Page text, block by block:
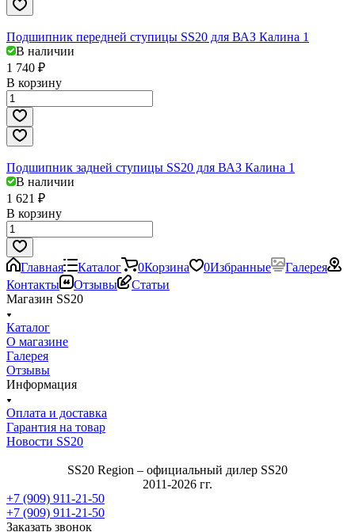
Подшипник передней ступицы SS20 для ВАЗ Калина 1
В наличии
1 740 ₽
В корзину
Подшипник задней ступицы SS20 для ВАЗ Калина 1
В наличии
1 621 ₽
В корзину
Главная Каталог 0Корзина 0Избранные
Галерея
Контакты
Отзывы
Статьи
Магазин SS20
Каталог
О магазине
Галерея
Отзывы
Информация
Оплата и доставка
Гарантия на товар
Новости SS20
SS20 Region – официальный дилер SS20
2011-2026 гг.
+7 (909) 911-21-50
+7 (909) 911-21-50
Заказать звонок